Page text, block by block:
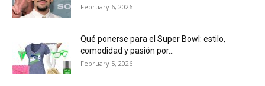
February 6, 2026
Qué ponerse para el Super Bowl: estilo,
comodidad y pasión por...
February 5, 2026